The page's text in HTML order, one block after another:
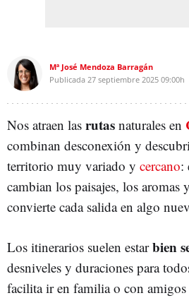
Mª José Mendoza Barragán
Publicada 27 septiembre 2025 09:00h
Nos atraen las rutas naturales en
combinan desconexión y
territorio muy variado y cercano:
cambian los paisajes, los aromas
convierte cada salida en algo
Los itinerarios suelen estarbien
desniveles y duraciones para
facilita ir en familia o con